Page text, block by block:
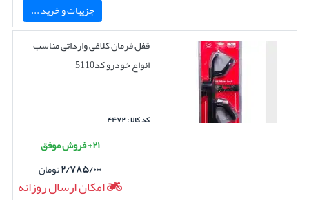
جزییات و خرید ...
قفل فرمان کلاغی وارداتی مناسب
انواع خودرو کد5110
کد کالا : ۴۴۷۲
۲۱+ فروش موفق
۲/۷۸۵/۰۰۰تومان
امکان ارسال روزانه